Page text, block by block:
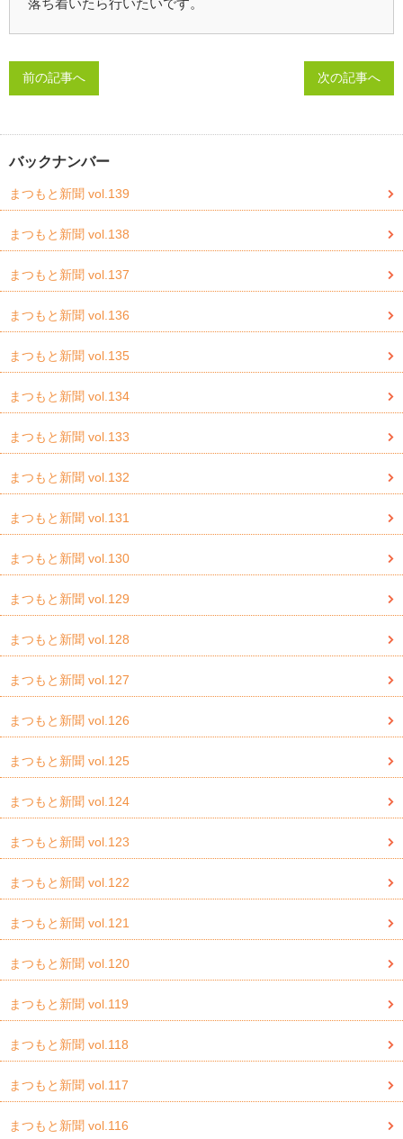
落ち着いたら行いたいです。
前の記事へ 次の記事へ
バックナンバー
まつもと新聞 vol.139
まつもと新聞 vol.138
まつもと新聞 vol.137
まつもと新聞 vol.136
まつもと新聞 vol.135
まつもと新聞 vol.134
まつもと新聞 vol.133
まつもと新聞 vol.132
まつもと新聞 vol.131
まつもと新聞 vol.130
まつもと新聞 vol.129
まつもと新聞 vol.128
まつもと新聞 vol.127
まつもと新聞 vol.126
まつもと新聞 vol.125
まつもと新聞 vol.124
まつもと新聞 vol.123
まつもと新聞 vol.122
まつもと新聞 vol.121
まつもと新聞 vol.120
まつもと新聞 vol.119
まつもと新聞 vol.118
まつもと新聞 vol.117
まつもと新聞 vol.116